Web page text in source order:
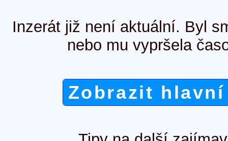
Inzerát již není aktuální. Byl
nebo mu vypršela
Zobrazit